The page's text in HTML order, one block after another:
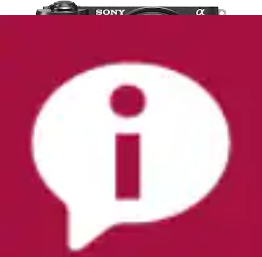
Sofortbildkamera »Instax Mini 12«
Ursprünglicher Preis